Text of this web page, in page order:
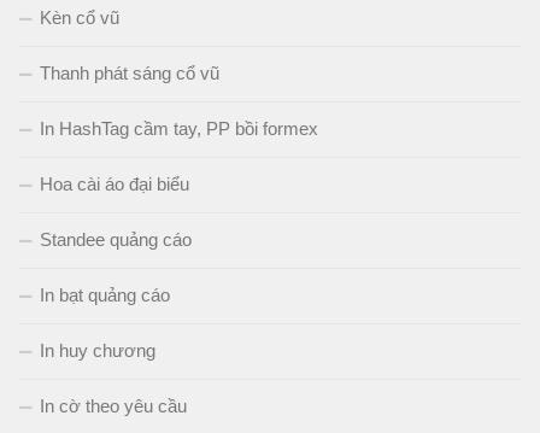
Kèn cổ vũ
Thanh phát sáng cổ vũ
In HashTag cầm tay, PP bồi formex
Hoa cài áo đại biểu
Standee quảng cáo
In bạt quảng cáo
In huy chương
In cờ theo yêu cầu